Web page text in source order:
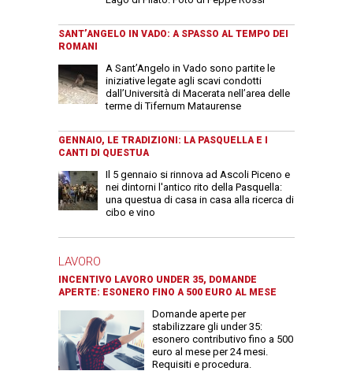
SANT’ANGELO IN VADO: A SPASSO AL TEMPO DEI
ROMANI
A Sant’Angelo in Vado sono partite le
iniziative legate agli scavi condotti
dall’Università di Macerata nell’area delle
terme di Tifernum Mataurense
GENNAIO, LE TRADIZIONI: LA PASQUELLA E I
CANTI DI QUESTUA
Il 5 gennaio si rinnova ad Ascoli Piceno e
nei dintorni l'antico rito della Pasquella:
una questua di casa in casa alla ricerca di
cibo e vino
LAVORO
INCENTIVO LAVORO UNDER 35, DOMANDE
APERTE: ESONERO FINO A 500 EURO AL MESE
Domande aperte per
stabilizzare gli under 35:
esonero contributivo fino a 500
euro al mese per 24 mesi.
Requisiti e procedura.